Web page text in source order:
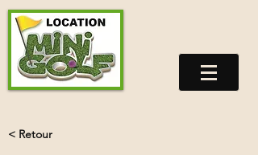
< Retour